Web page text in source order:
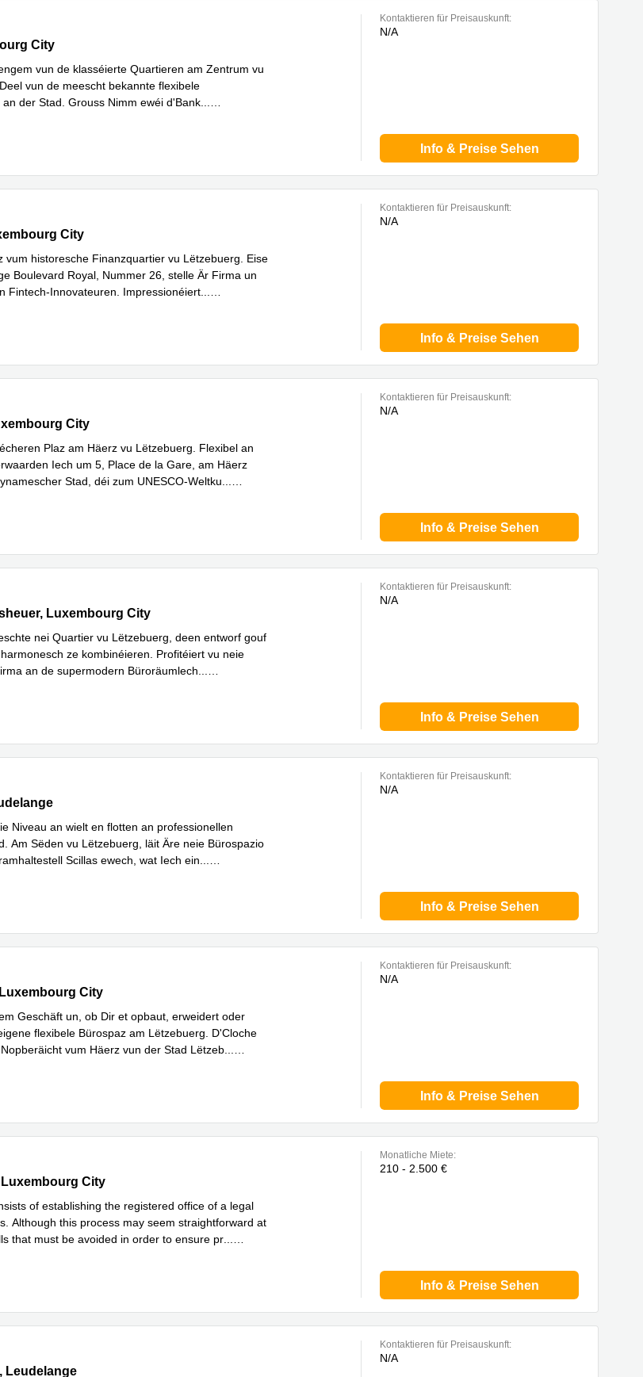
CityCity
vun de klasséierte Quartieren am Zentrum vu
vun de meescht bekannte flexibele
der Stad. Grouss Nimm ewéi d'Bank
Kontaktieren für Preisauskunft:
N/A
Info & Preise Sehen
5, Luxembourg City
City
vum historesche Finanzquartier vu Lëtzebuerg. Eise
Boulevard Royal, Nummer 26, stelle Är Firma un
Fintech-Innovateuren. Impressionéiert
Kontaktieren für Preisauskunft:
N/A
Info & Preise Sehen
CityCity
Plaz am Häerz vu Lëtzebuerg. Flexibel an
Iech um 5, Place de la Gare, am Häerz
Stad, déi zum UNESCO-Weltku
Kontaktieren für Preisauskunft:
N/A
Info & Preise Sehen
Luxembourg City
Luxembourg City
nei Quartier vu Lëtzebuerg, deen entworf gouf
ze kombinéieren. Profitéiert vu neie
an de supermodern Büroräumlech
Kontaktieren für Preisauskunft:
N/A
Info & Preise Sehen
Niveau an wielt en flotten an professionellen
Am Sëden vu Lëtzebuerg, läit Äre neie Bürospazio
Scillas ewech, wat Iech ein
Kontaktieren für Preisauskunft:
N/A
Info & Preise Sehen
CityCity
Geschäft un, ob Dir et opbaut, erweidert oder
flexibele Bürospaz am Lëtzebuerg. D'Cloche
vum Häerz vun der Stad Lëtzeb
Kontaktieren für Preisauskunft:
N/A
Info & Preise Sehen
Luxembourg City
City
of establishing the registered office of a legal
Although this process may seem straightforward at
that must be avoided in order to ensure pr
Monatliche Miete:
210 - 2.500 €
Info & Preise Sehen
Leudelange
Leudelange
Kontaktieren für Preisauskunft:
N/A